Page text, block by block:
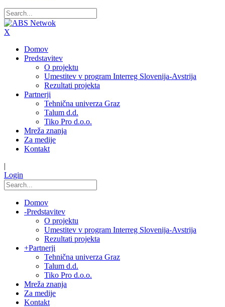
X
Domov
Predstavitev
O projektu
Umestitev v program Interreg Slovenija-Avstrija
Rezultati projekta
Partnerji
Tehnična univerza Graz
Talum d.d.
Tiko Pro d.o.o.
Mreža znanja
Za medije
Kontakt
|
Login
Domov
-Predstavitev
O projektu
Umestitev v program Interreg Slovenija-Avstrija
Rezultati projekta
+Partnerji
Tehnična univerza Graz
Talum d.d.
Tiko Pro d.o.o.
Mreža znanja
Za medije
Kontakt